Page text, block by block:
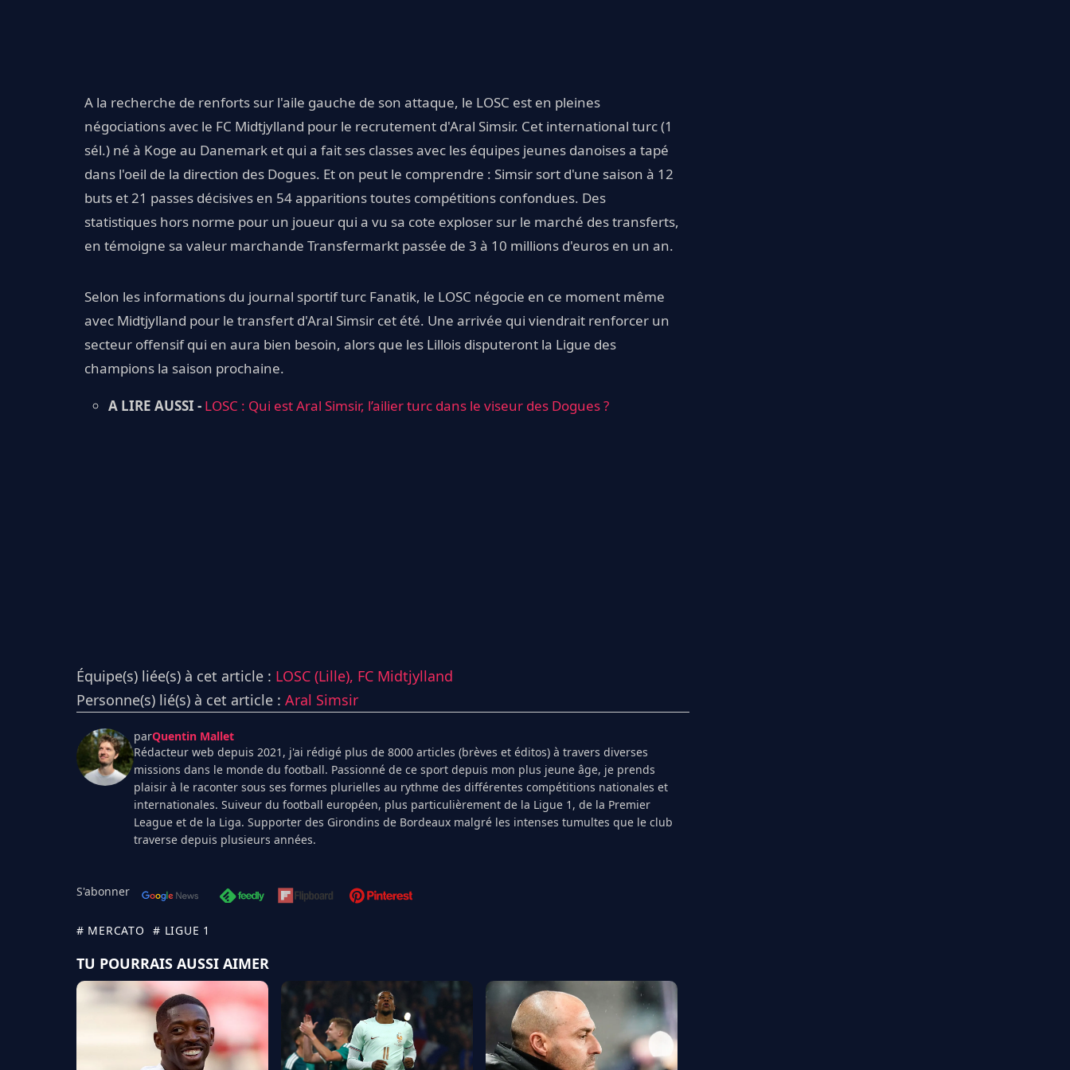
A la recherche de renforts sur l'aile gauche de son attaque, le LOSC est en pleines
négociations avec le FC Midtjylland pour le recrutement d'Aral Simsir. Cet international turc (1
sél.) né à Koge au Danemark et qui a fait ses classes avec les équipes jeunes danoises a tapé
dans l'oeil de la direction des Dogues. Et on peut le comprendre : Simsir sort d'une saison à 12
buts et 21 passes décisives en 54 apparitions toutes compétitions confondues. Des
statistiques hors norme pour un joueur qui a vu sa cote exploser sur le marché des transferts,
en témoigne sa valeur marchande Transfermarkt passée de 3 à 10 millions d'euros en un an.
Selon les informations du journal sportif turc Fanatik, le LOSC négocie en ce moment même
avec Midtjylland pour le transfert d'Aral Simsir cet été. Une arrivée qui viendrait renforcer un
secteur offensif qui en aura bien besoin, alors que les Lillois disputeront la Ligue des
champions la saison prochaine.
A LIRE AUSSI - LOSC : Qui est Aral Simsir, l’ailier turc dans le viseur des Dogues ?
Équipe(s) liée(s) à cet article : LOSC (Lille), FC Midtjylland
Personne(s) lié(s) à cet article : Aral Simsir
parQuentin Mallet
Rédacteur web depuis 2021, j'ai rédigé plus de 8000 articles (brèves et éditos) à travers diverses
missions dans le monde du football. Passionné de ce sport depuis mon plus jeune âge, je prends
plaisir à le raconter sous ses formes plurielles au rythme des différentes compétitions nationales et
internationales. Suiveur du football européen, plus particulièrement de la Ligue 1, de la Premier
League et de la Liga. Supporter des Girondins de Bordeaux malgré les intenses tumultes que le club
traverse depuis plusieurs années.
S'abonner
# MERCATO # LIGUE 1
TU POURRAIS AUSSI AIMER